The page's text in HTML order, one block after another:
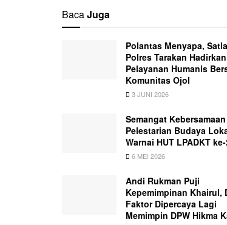
BacaJuga
Polantas Menyapa,
Polres Tarakan Hadirkan
Pelayanan Humanis
Komunitas Ojol
3 JUNI 2026
Semangat
Pelestarian Budaya
Warnai HUT LPADKT
6 MEI 2026
Andi Rukman Puji
Kepemimpinan Khairul,
Faktor Dipercaya Lagi
Memimpin DPW Hikma